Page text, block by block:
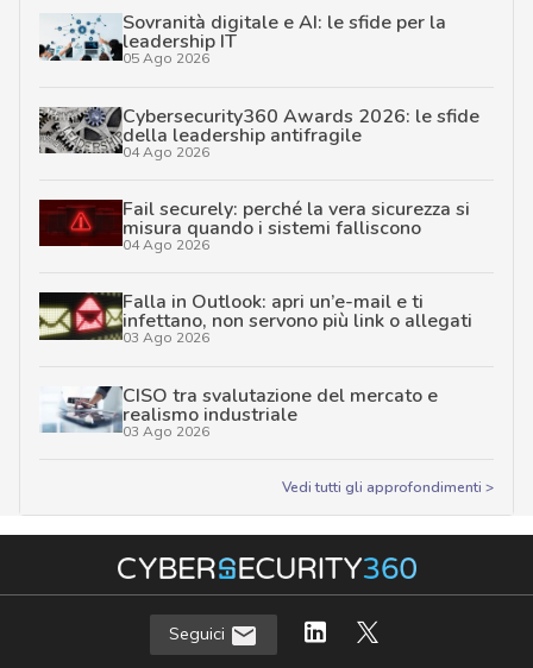
Sovranità digitale e AI: le sfide per la
leadership IT
05 Ago 2026
Cybersecurity360 Awards 2026: le sfide
della leadership antifragile
04 Ago 2026
Fail securely: perché la vera sicurezza si
misura quando i sistemi falliscono
04 Ago 2026
Falla in Outlook: apri un’e-mail e ti
infettano, non servono più link o allegati
03 Ago 2026
CISO tra svalutazione del mercato e
realismo industriale
03 Ago 2026
Vedi tutti gli approfondimenti >
Seguici